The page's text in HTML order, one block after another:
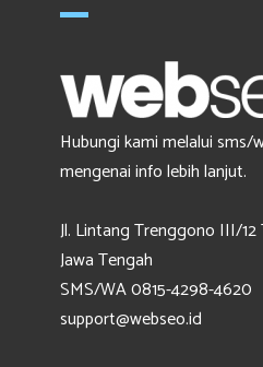
Hubungi kami melalui sms/
mengenai info lebih lanjut.
Jl. Lintang Trenggono III/
Jawa Tengah
SMS/WA 0815-4298-4620
support@webseo.id